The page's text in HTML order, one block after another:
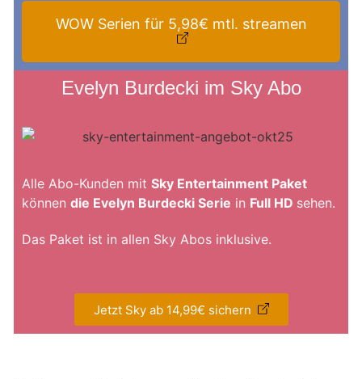
WOW Serien für 5,98€ mtl. streamen
Evelyn Burdecki im Sky Abo
Alle Abo-Kunden mit Sky Entertainment Paket
können die Evelyn Burdecki Serie in Full HD sehen.
Das Paket ist in allen Sky Abos inklusive.
Jetzt Sky ab 14,99€ sichern